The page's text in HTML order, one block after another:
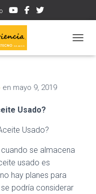
el Aceite
en mayo 9, 2019
Usado?
Usado?
se almacena
usado es
hay planes para
podría considerar